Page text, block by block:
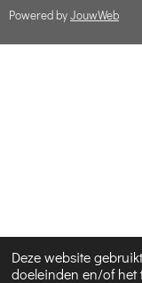
Deze website
doeleinden en/of het
Powered byJouwWeb